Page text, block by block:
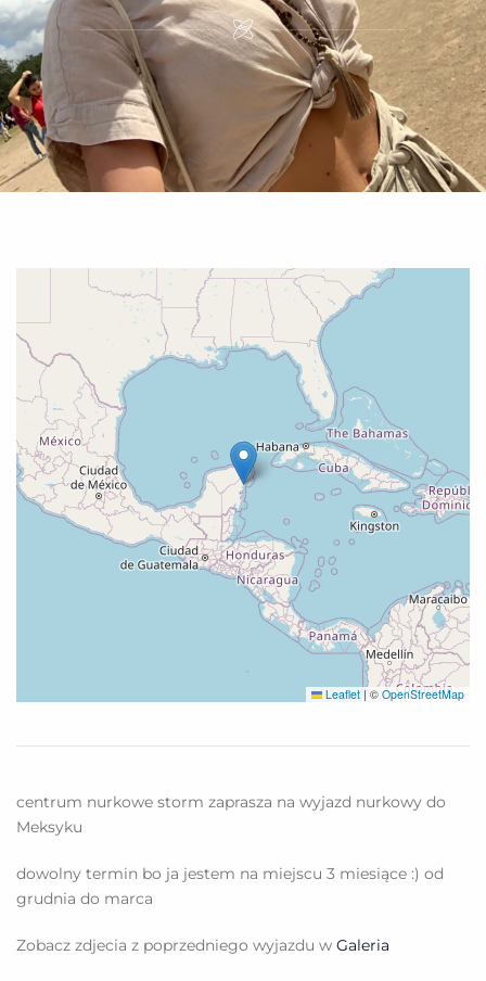
Leaflet | © OpenStreetMap
centrum nurkowe storm zaprasza na wyjazd nurkowy do
Meksyku
dowolny termin bo ja jestem na miejscu 3 miesiące :) od
grudnia do marca
Zobacz zdjecia z poprzedniego wyjazdu w Galeria